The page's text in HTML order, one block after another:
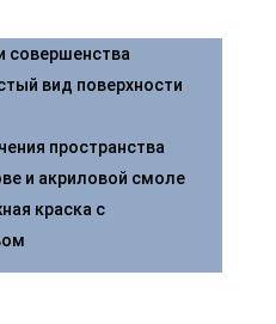
совершенства
вид поверхности
пространства
и акриловой смоле
краска с